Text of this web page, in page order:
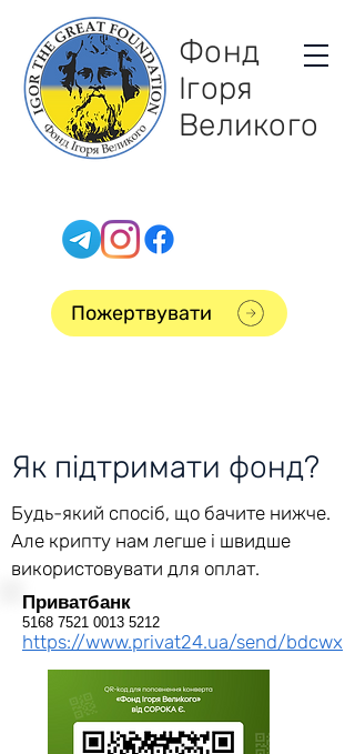
Фонд
Ігоря
Великого
Пожертвувати
Як підтримати фонд?
Будь-який спосіб, що бачите нижче.
Але крипту нам легше і швидше
використовувати для оплат.
Приватбанк
5168 7521 0013 5212
https://www.privat24.ua/send/bdcwx